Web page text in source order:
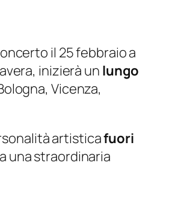
il 25 febbraio a
inizierà un lungo
Vicenza,
artisticafuori
una straordinaria